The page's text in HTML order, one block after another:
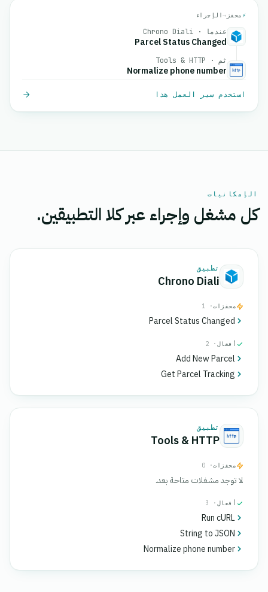
⚡ محفز →الإجراء
عندما · Chrono Diali
Parcel Status Changed
ثم · Tools & HTTP
Normalize phone number
استخدم سير العمل هذا
الإمكانيات
كل مشغل وإجراء عبر كلا التطبيقين.
تطبيق
Chrono Diali
محفزات· 1
Parcel Status Changed
أفعال · 2
Add New Parcel
Get Parcel Tracking
تطبيق
Tools & HTTP
محفزات· 0
لا توجد مشغلات متاحة بعد.
أفعال · 3
Run cURL
String to JSON
Normalize phone number